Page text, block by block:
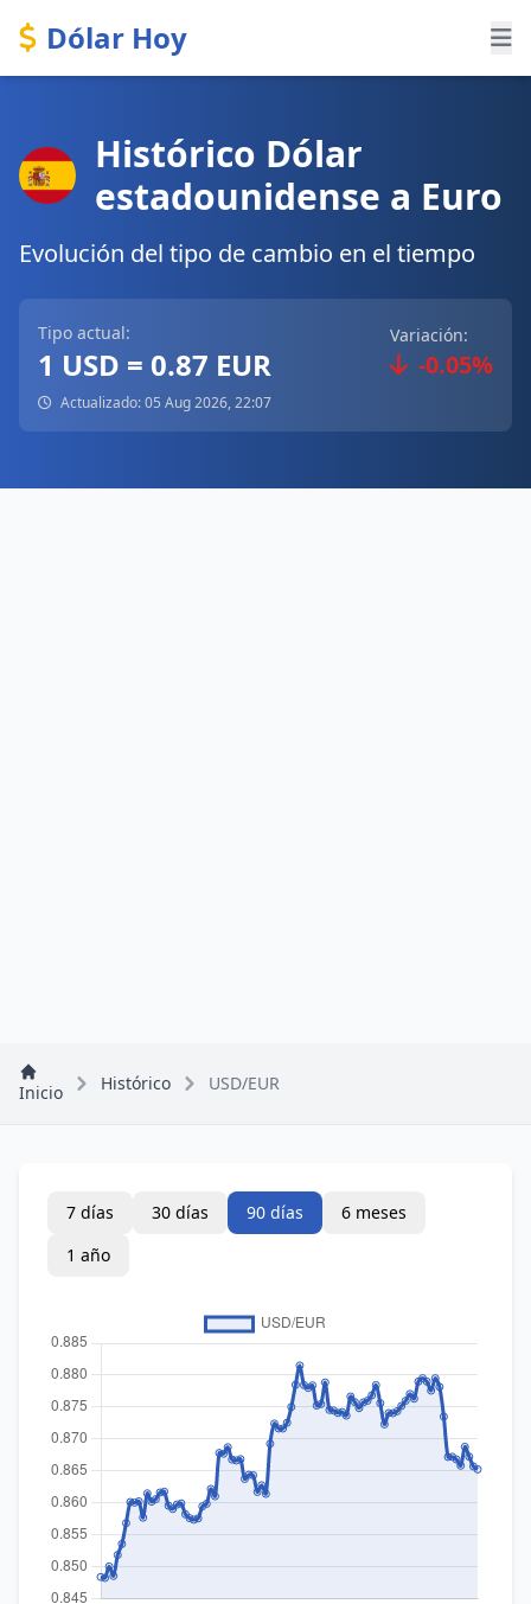
Dólar Hoy
Histórico Dólar
estadounidense a Euro
Evolución del tipo de cambio en el tiempo
Tipo actual:
1 USD = 0.87 EUR
Variación:
-0.05%
Actualizado: 05 Aug 2026, 22:07
Inicio Histórico USD/EUR
7 días 30 días 90 días
6 meses
1 año